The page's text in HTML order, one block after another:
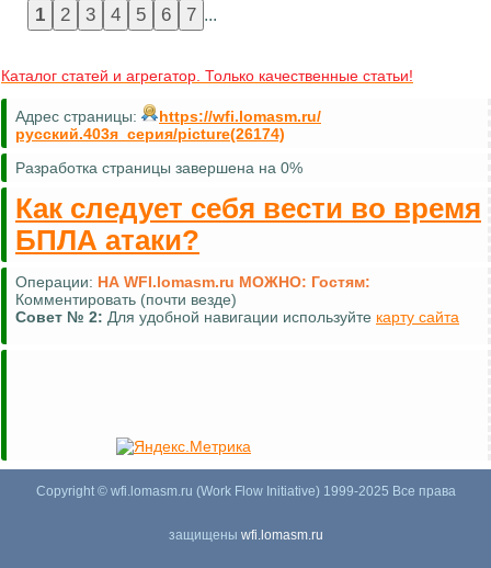
...
Каталог статей и агрегатор. Только качественные статьи!
Адрес страницы:
https://wfi.lomasm.ru/
русский.403я_серия/picture(26174)
Разработка страницы завершена на 0%
Как следует себя вести во время
БПЛА атаки?
Операции: НА WFI.lomasm.ru МОЖНО: Гостям:
Комментировать (почти везде)
Совет № 2: Для удобной навигации используйте карту сайта
Copyright © wfi.lomasm.ru (Work Flow Initiative) 1999-2025 Все права
защищены wfi.lomasm.ru